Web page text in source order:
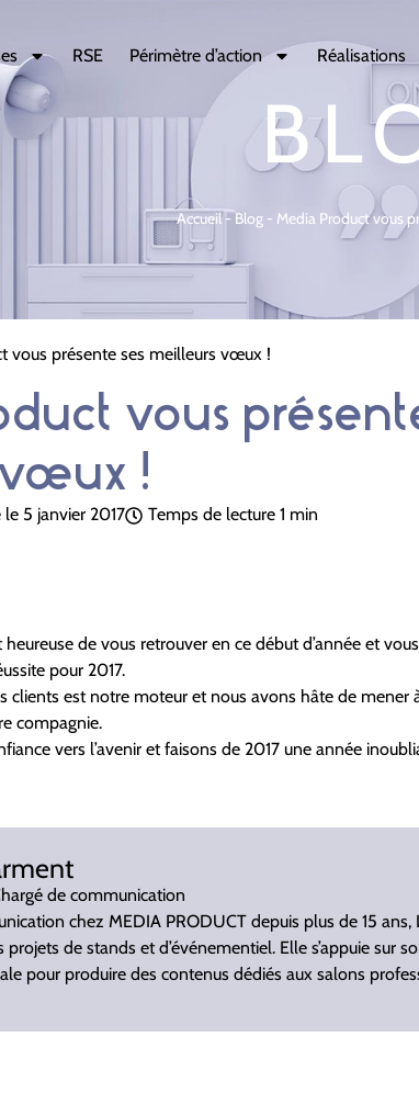
RSE Périmètre d’action Réalisations
Accueil-Blog - Media Product vous
vous présente ses meilleurs vœux !
vous
!
le 5 janvier 2017 Temps de lecture 1 min
heureuse de vous retrouver en ce début d’année et
pour 2017.
clients est notre moteur et nous avons hâte de mener
compagnie.
vers l’avenir et faisons de 2017 une année
de communication
chez MEDIA PRODUCT depuis plus de 15 ans,
de stands et d’événementiel. Elle s’appuie sur
pour produire des contenus dédiés aux salons